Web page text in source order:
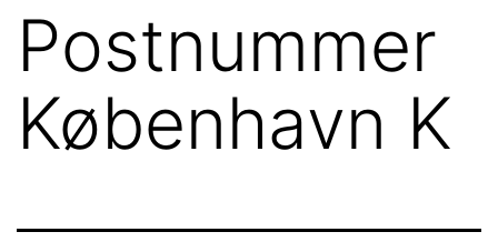
Postnummer
København K